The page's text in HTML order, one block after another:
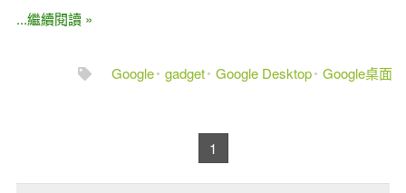
...繼續閱讀 »
Google gadget Google Desktop Google桌面
1